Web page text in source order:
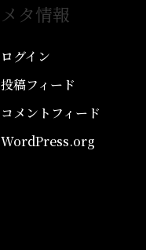
メタ情報
ログイン
投稿フィード
コメントフィード
WordPress.org